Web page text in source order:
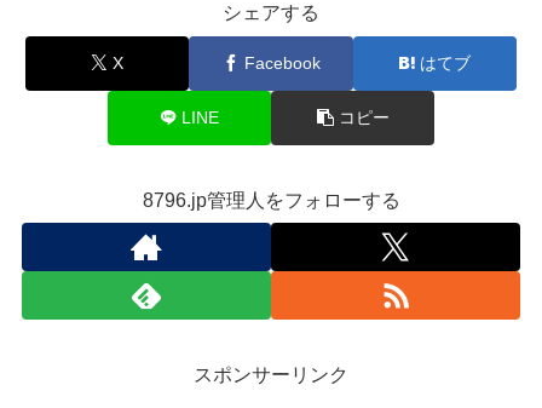
シェアする
X Facebook はてブ
LINE コピー
8796.jp管理人をフォローする
スポンサーリンク